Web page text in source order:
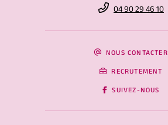
04 90 29 46 10
NOUS CONTACTER
RECRUTEMENT
SUIVEZ-NOUS